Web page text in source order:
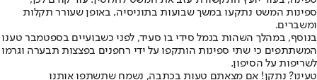
ספינות המשט נתקעו במשך שבועות בתוניסיה, באופן שעורר תקלות
ומשברים.
בנוסף, במהלך השהות בנמל סידי בו סעיד, לפני כשבועיים בספטמבר טענו
המשתתפים כי שתי ספינות הותקפו על ידי רחפנים בפצצות תבערה וגרמו
לשריפות על הסיפון.
טעינו? נתקן! אם מצאתם טעות בכתבה, נשמח שתשתפו אותנו